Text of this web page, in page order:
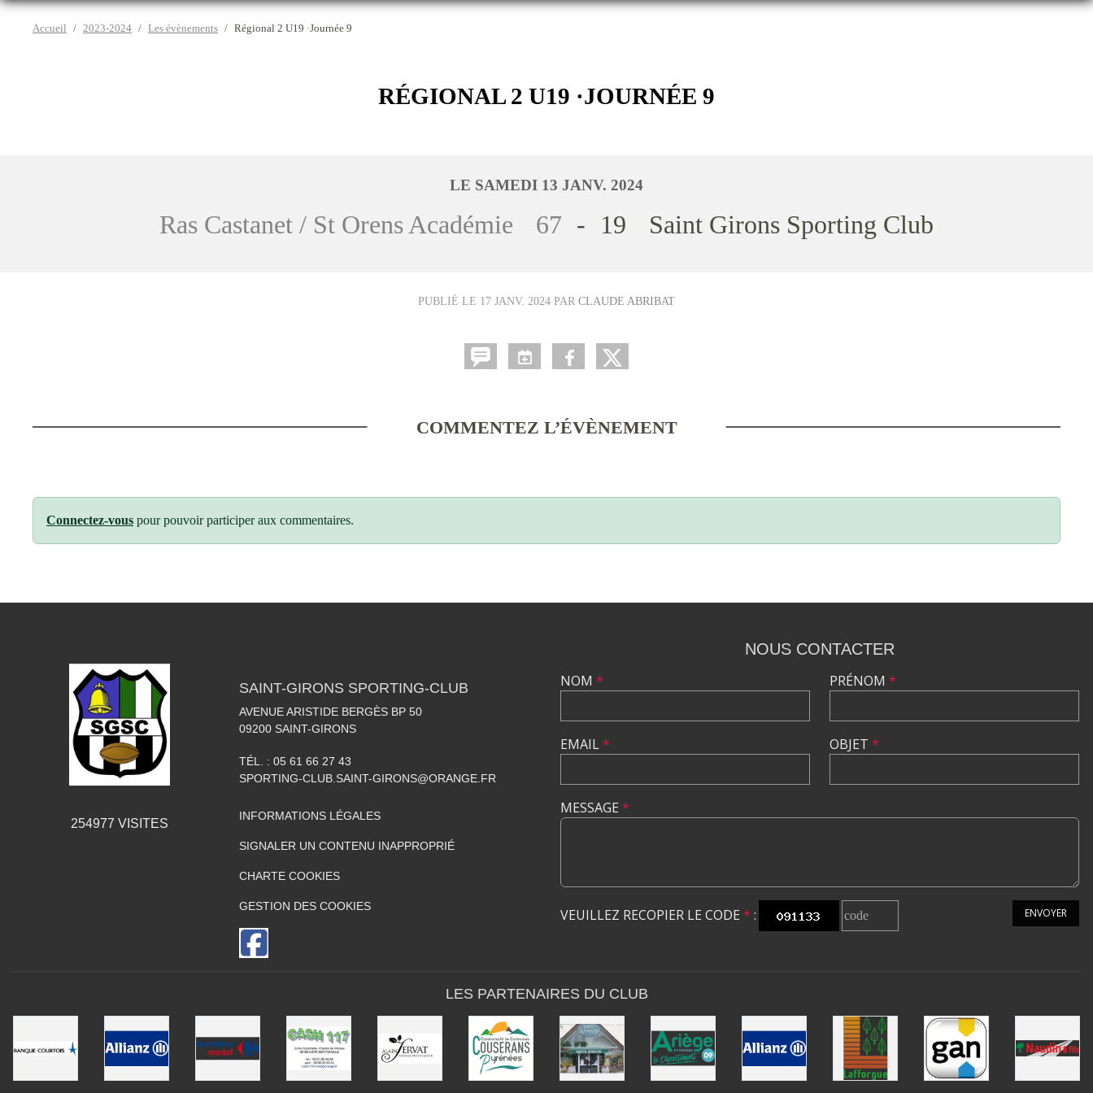
Accueil 2023-2024 Les évènements Régional 2 U19 ·Journée 9
RÉGIONAL 2 U19 ·JOURNÉE 9
LE SAMEDI 13 JANV. 2024
Ras Castanet / St Orens Académie 67 - 19 Saint Girons Sporting Club
PUBLIÉ LE 17 JANV. 2024 PAR CLAUDE ABRIBAT
COMMENTEZ L’ÉVÈNEMENT
Connectez-vous pour pouvoir participer aux commentaires.
254977 VISITES
SAINT-GIRONS SPORTING-CLUB
AVENUE ARISTIDE BERGÈS BP 50
09200 SAINT-GIRONS
TÉL. : 05 61 66 27 43
SPORTING-CLUB.SAINT-GIRONS@ORANGE.FR
INFORMATIONS LÉGALES
SIGNALER UN CONTENU INAPPROPRIÉ
CHARTE COOKIES
GESTION DES COOKIES
NOUS CONTACTER
NOM *
EMAIL*
PRÉNOM *
OBJET *
MESSAGE *
VEUILLEZ RECOPIER LE CODE * : ENVOYER
LES PARTENAIRES DU CLUB